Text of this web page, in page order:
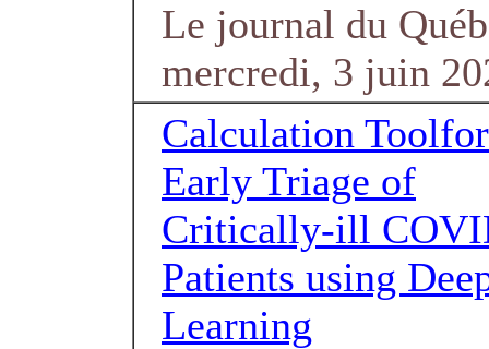
Le journal du
mercredi, 3 juin
Calculation Toolfor
Early Triage of
Critically-ill
Patients using
Learning